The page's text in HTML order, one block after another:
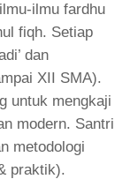
ilmu fardhu
fiqh. Setiap
dan
XII SMA).
untuk mengkaji
modern. Santri
metodologi
praktik).